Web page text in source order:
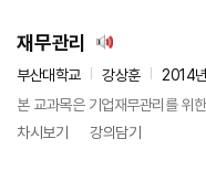
재무관리
부산대학교 강상훈
2014
본 교과목은 기업재무관리를 위
차시보기
강의담기